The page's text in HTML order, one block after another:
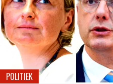
POLITIEK